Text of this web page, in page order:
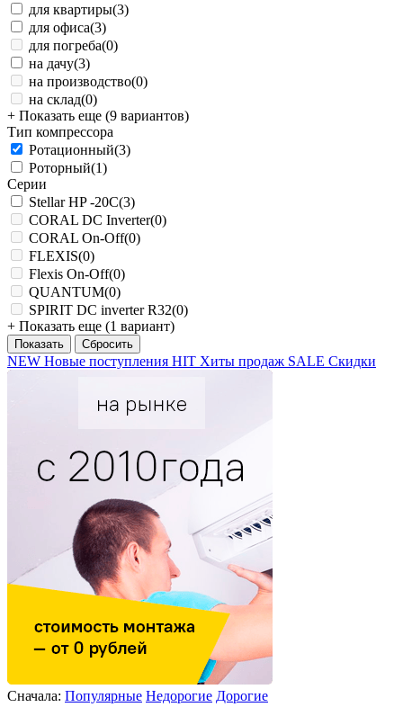
для квартиры(3)
для офиса(3)
для погреба(0)
на дачу(3)
на производство(0)
на склад(0)
+ Показать еще (9 вариантов)
Тип компрессора
Ротационный(3)
Роторный(1)
Серии
Stellar HP -20С(3)
CORAL DC Inverter(0)
CORAL On-Off(0)
FLEXIS(0)
Flexis On-Off(0)
QUANTUM(0)
SPIRIT DC inverter R32(0)
+ Показать еще (1 вариант)
NEW Новые поступления HIT Хиты продаж SALE Скидки
Сначала: Популярные Недорогие Дорогие